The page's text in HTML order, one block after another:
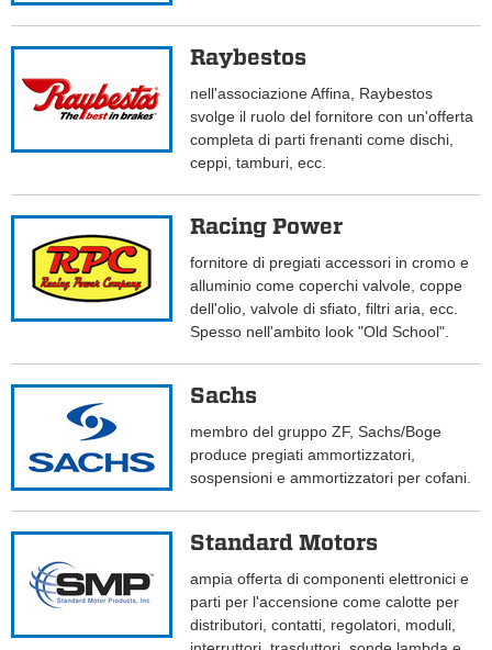
Raybestos
nell'associazione Affina, Raybestos
svolge il ruolo del fornitore con un'offerta
completa di parti frenanti come dischi,
ceppi, tamburi, ecc.
Racing Power
fornitore di pregiati accessori in cromo e
alluminio come coperchi valvole, coppe
dell'olio, valvole di sfiato, filtri aria, ecc.
Spesso nell'ambito look "Old School".
Sachs
membro del gruppo ZF, Sachs/Boge
produce pregiati ammortizzatori,
sospensioni e ammortizzatori per cofani.
Standard Motors
ampia offerta di componenti elettronici e
parti per l'accensione come calotte per
distributori, contatti, regolatori, moduli,